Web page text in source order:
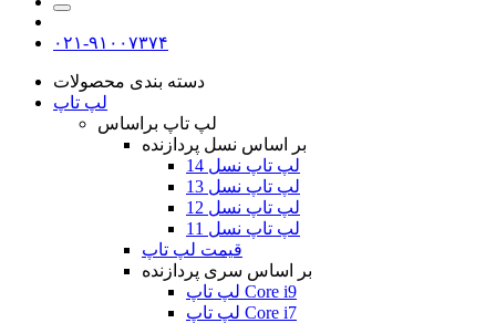
۰۲۱-۹۱۰۰۷۳۷۴
دسته بندی محصولات
لپ تاپ
لپ تاپ براساس
بر اساس نسل پردازنده
لپ تاپ نسل 14
لپ تاپ نسل 13
لپ تاپ نسل 12
لپ تاپ نسل 11
قیمت لپ تاپ
بر اساس سری پردازنده
لپ تاپ Core i9
لپ تاپ Core i7